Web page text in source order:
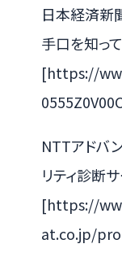
日本経済新
手口を知っ
[https://
NTTアドバ
リティ診断
[https://
at.co.jp/